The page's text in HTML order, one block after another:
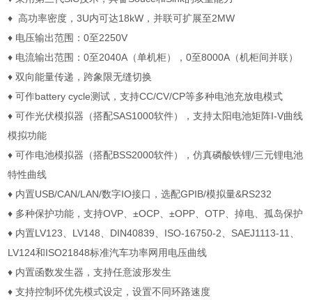
♦ 高功率密度，3U内可达18kW ，并联可扩展至2MW
♦ 电压输出范围：0至2250V
♦ 电流输出范围：0至2040A （单机柜），0至8000A （机柜间并联）
♦ 双向能量传递，跨象限无缝切换
♦ 可作battery cycle测试，支持CC/CV/CP等多种电池充放电模式
♦ 可作光伏模拟器（搭配SAS1000软件），支持太阳电池矩阵I-V曲线
模拟功能
♦ 可作电池模拟器（搭配BSS2000软件），仿真磷酸铁锂/三元锂电池
特性曲线
♦ 内置USB/CAN/LAN/数字IO接口，选配GPIB/模拟量&RS232
♦ 多种保护功能，支持OVP 、±OCP 、±OPP 、OTP 、掉电、孤岛保护
♦ 内置LV123 LV148 DIN40839 ISO-16750-2 SAEJ1113-11
LV124和ISO21848标准汽车功率网用电压曲线
♦ 内置函数发生器，支持任意波形发生
♦ 支持控制环优先模式设定，设置不同环路速度